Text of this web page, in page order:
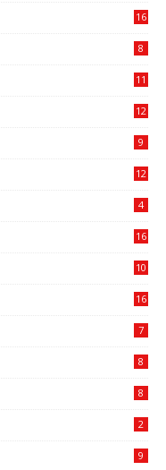
16
8
11
12
9
12
4
16
10
16
7
8
8
2
9